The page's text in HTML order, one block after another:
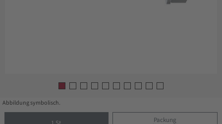
Abbildung symbolisch.
Packung